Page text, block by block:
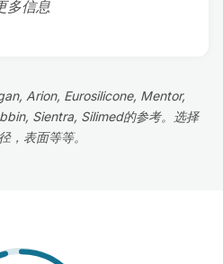
多信息
Arion, Eurosilicone, Mentor,
Sientra, Silimed的参考。选择
，表面等等。